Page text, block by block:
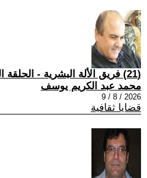
(21) فريق الألة البشرية - الحلقة السادسة
محمد عبد الكريم يوسف
2026 / 8 / 9
قضايا ثقافية